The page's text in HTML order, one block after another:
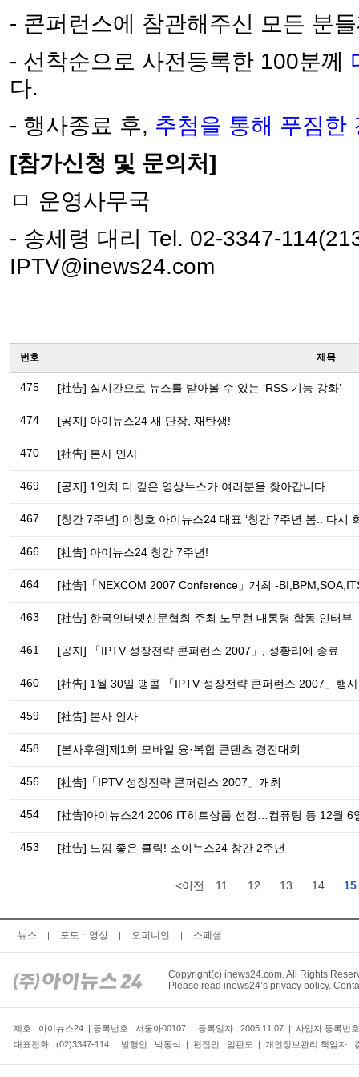
- 콘퍼런스에 참관해주신 모든 분
- 선착순으로 사전등록한 100분께
다.
- 행사종료 후, 추첨을 통해 푸짐한
[참가신청 및 문의처]
ㅁ 운영사무국
- 송세령 대리 Tel. 02-3347-
IPTV@inews24.com
번호 제목
475 [社告] 실시간으로 뉴스를 받아볼 수 있는 ‘RSS 기능 강화’
474 [공지] 아이뉴스24 새 단장, 재탄생!
470 [社告] 본사 인사
469 [공지] 1인치 더 깊은 영상뉴스가 여러분을 찾아갑니다.
467 [창간 7주년] 이창호 아이뉴스24 대표 ‘창간 7주년 봄.. 다시
466 [社告] 아이뉴스24 창간 7주년!
464 [社告]「NEXCOM 2007 Conference」개최 -
463 [社告] 한국인터넷신문협회 주최 노무현 대통령 합동 인터뷰
461 [공지] 「IPTV 성장전략 콘퍼런스 2007」, 성황리에 종료
460 [社告] 1월 30일 앵콜 「IPTV 성장전략 콘퍼런스 2007」행
459 [社告] 본사 인사
458 [본사후원]제1회 모바일 융·복합 콘텐츠 경진대회
456 [社告]「IPTV 성장전략 콘퍼런스 2007」개최
454 [社告]아이뉴스24 2006 IT히트상품 선정…컴퓨팅 등 12월 6
453 [社告] 느낌 좋은 클릭! 조이뉴스24 창간 2주년
<이전 11 12 13 14 15
뉴스 포토ㆍ영상 오피니언 스페셜
Copyright(c) inews24.com. All Rights
Please read inews24’s privacy policy.
제호 : 아이뉴스24 | 등록번호 : 서울아00107 | 등록일자 : 2005.11.07 | 사업자 등록번
대표전화 : (02)3347-114 | 발행인 : 박동석 | 편집인 : 엄판도 | 개인정보관리 책임자 :